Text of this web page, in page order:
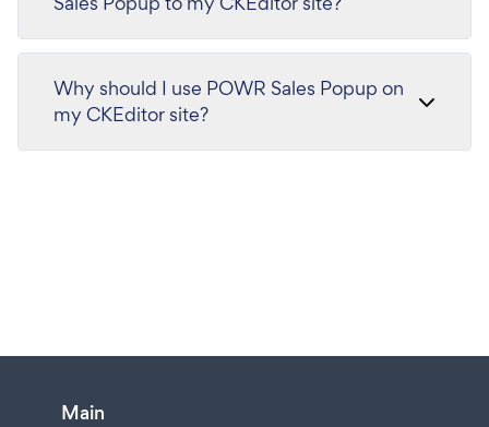
Why should I use POWR Sales Popup on
my CKEditor site?
Main